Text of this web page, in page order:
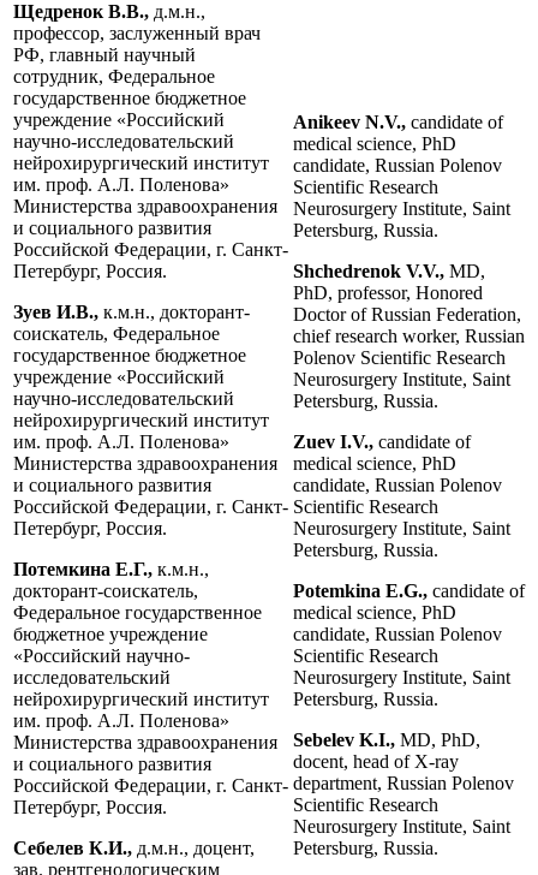
Щедренок В.В., д.м.н.,
профессор, заслуженный врач
РФ, главный научный
сотрудник, Федеральное
государственное бюджетное
учреждение «Российский
научно-исследовательский
нейрохирургический институт
им. проф. А.Л. Поленова»
Министерства здравоохранения
и социального развития
Российской Федерации, г. Санкт-
Петербург, Россия.
Зуев И.В., к.м.н., докторант-
соискатель, Федеральное
государственное бюджетное
учреждение «Российский
научно-исследовательский
нейрохирургический институт
им. проф. А.Л. Поленова»
Министерства здравоохранения
и социального развития
Российской Федерации, г. Санкт-
Петербург, Россия.
Потемкина Е.Г., к.м.н.,
докторант-соискатель,
Федеральное государственное
бюджетное учреждение
«Российский научно-
исследовательский
нейрохирургический институт
им. проф. А.Л. Поленова»
Министерства здравоохранения
и социального развития
Российской Федерации, г. Санкт-
Петербург, Россия.
Себелев К.И., д.м.н., доцент,
зав. рентгенологическим
Anikeev N.V., candidate of
medical science, PhD
candidate, Russian Polenov
Scientific Research
Neurosurgery Institute, Saint
Petersburg, Russia.
Shchedrenok V.V., MD,
PhD, professor, Honored
Doctor of Russian Federation,
chief research worker, Russian
Polenov Scientific Research
Neurosurgery Institute, Saint
Petersburg, Russia.
Zuev I.V., candidate of
medical science, PhD
candidate, Russian Polenov
Scientific Research
Neurosurgery Institute, Saint
Petersburg, Russia.
Potemkina E.G., candidate of
medical science, PhD
candidate, Russian Polenov
Scientific Research
Neurosurgery Institute, Saint
Petersburg, Russia.
Sebelev K.I., MD, PhD,
docent, head of X-ray
department, Russian Polenov
Scientific Research
Neurosurgery Institute, Saint
Petersburg, Russia.